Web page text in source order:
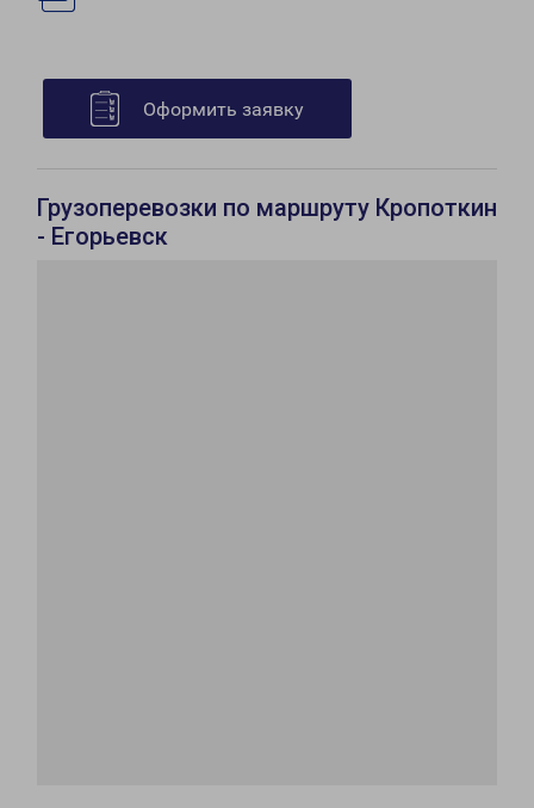
Оформить заявку
Грузоперевозки по маршруту Кропоткин
- Егорьевск